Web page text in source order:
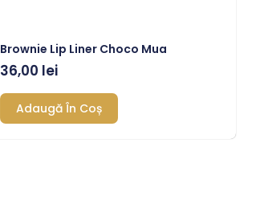
Brownie Lip Liner Choco Mua
36,00 lei
Adaugă În Coș